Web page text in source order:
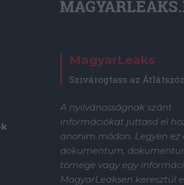
MagyarLeaks
Szivárogtass az
A nyilvánosságnak szánt
információkat juttasd el
anonim módon. Legyen ez
dokumentum,
tömege vagy egy
MagyarLeaksen keresztül